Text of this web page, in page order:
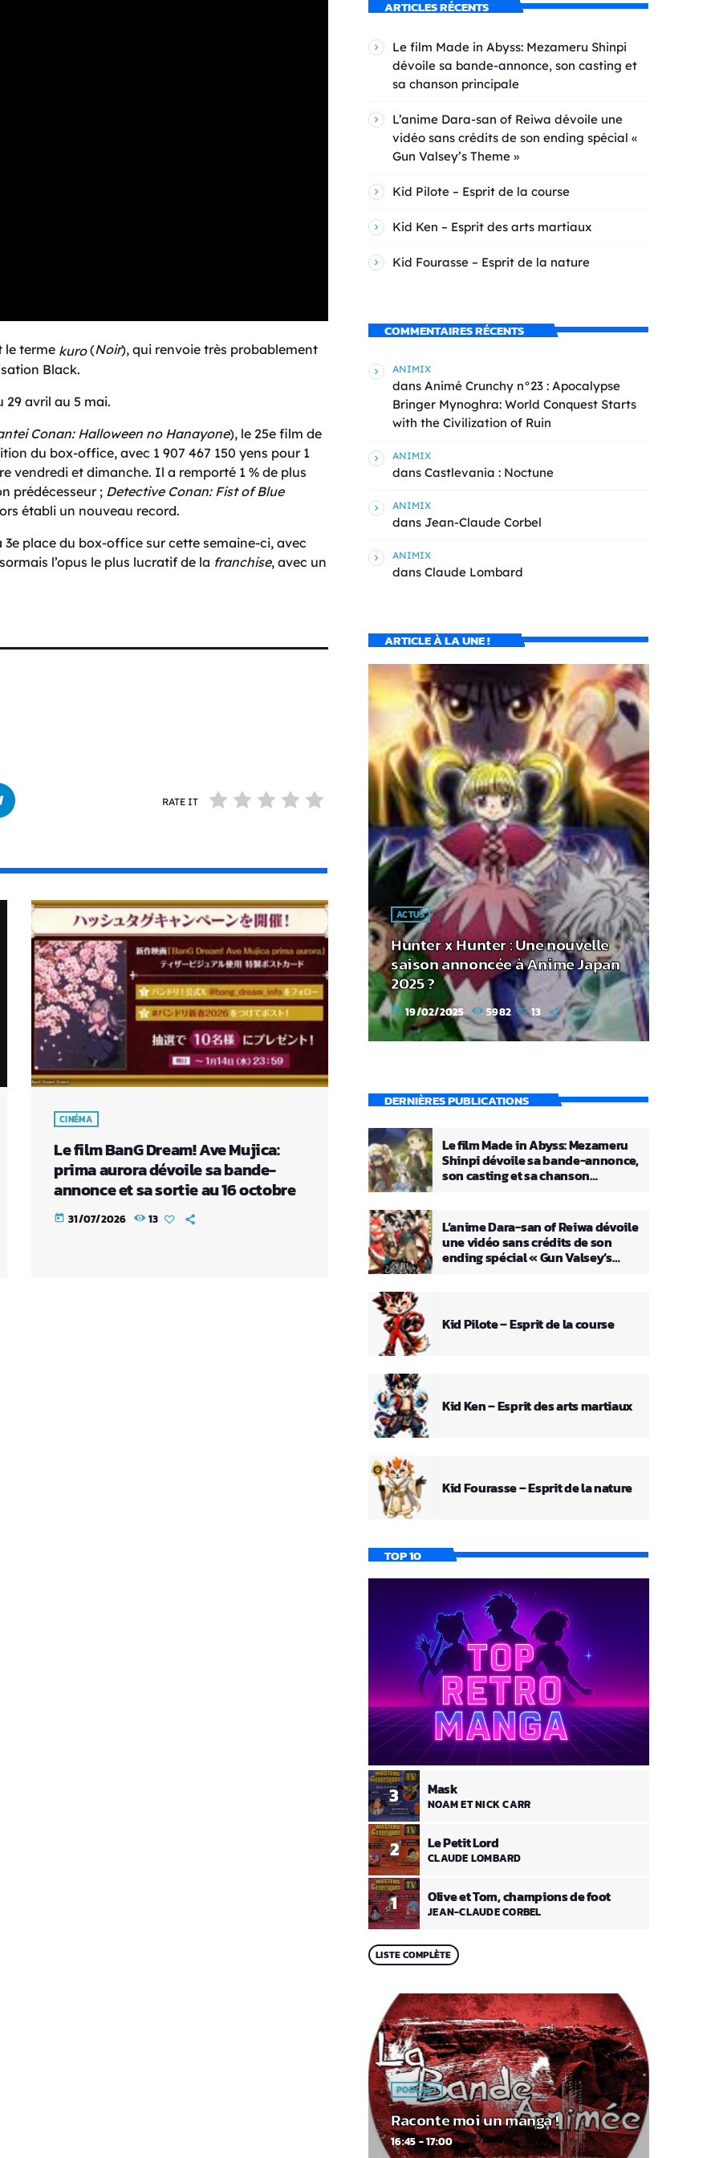
le terme kuro(Noir), qui renvoie très probablement
Black.
29 avril au 5 mai.
Conan: Halloween no Hanayone), le 25e film de
du box-office, avec 1 907 467 150 yens pour 1
vendredi et dimanche. Il a remporté 1 % de plus
prédécesseur ; Detective Conan: Fist of Blue
établi un nouveau record.
place du box-office sur cette semaine-ci, avec
l’opus le plus lucratif de la franchise, avec un
RATE IT
CINÉMA
Le film BanG Dream! Ave Mujica:
prima aurora dévoile sa bande-
annonce et sa sortie au 16 octobre
today 31/07/2026 13
ARTICLES RÉCENTS
Le film Made in Abyss: Mezameru Shinpi
dévoile sa bande-annonce, son casting et
sa chanson principale
L’anime Dara-san of Reiwa dévoile une
vidéo sans crédits de son ending spécial «
Gun Valsey’s Theme »
Kid Pilote – Esprit de la course
Kid Ken – Esprit des arts martiaux
Kid Fourasse – Esprit de la nature
COMMENTAIRES RÉCENTS
ANIMIX
dans Animé Crunchy n°23 : Apocalypse
Bringer Mynoghra: World Conquest Starts
with the Civilization of Ruin
ANIMIX
dans Castlevania : Noctune
ANIMIX
dans Jean-Claude Corbel
ANIMIX
dans Claude Lombard
ARTICLE À LA UNE !
ACTUS
Hunter x Hunter : Une nouvelle
saison annoncée à Anime Japan
2025 ?
today 19/02/2025 5982 13
DERNIÈRES PUBLICATIONS
Le film Made in Abyss: Mezameru
Shinpi dévoile sa bande-annonce,
son casting et sa chanson
L’anime Dara-san of Reiwa dévoile
une vidéo sans crédits de son
ending spécial « Gun Valsey’s
Kid Pilote – Esprit de la course
Kid Ken – Esprit des arts martiaux
Kid Fourasse – Esprit de la nature
TOP 10
1 Olive et Tom, champions de foot
JEAN-CLAUDE CORBEL
2 Le Petit Lord
CLAUDE LOMBARD
3 Mask
NOAM ET NICK CARR
LISTE COMPLÈTE
PODCAST
Raconte moi un manga !
16:45 - 17:00